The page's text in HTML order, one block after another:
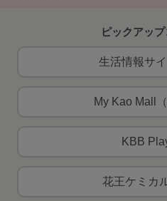
ピックアッ
生活情報サ
My Kao Mall
KBB
花王ケミカ